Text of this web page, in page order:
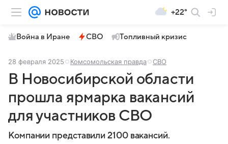
+22°
Война в Иране СВО Топливный кризис
28 февраля 2025 Комсомольская правда СВО
В Новосибирской области
прошла ярмарка вакансий
для участников СВО
Компании представили 2100 вакансий.